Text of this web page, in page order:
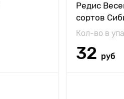
Редис
сортов
Кол-во в
32 руб